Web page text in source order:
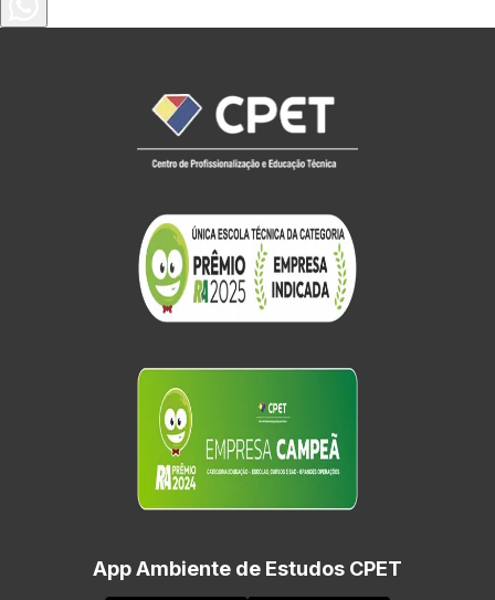
App Ambiente de Estudos CPET